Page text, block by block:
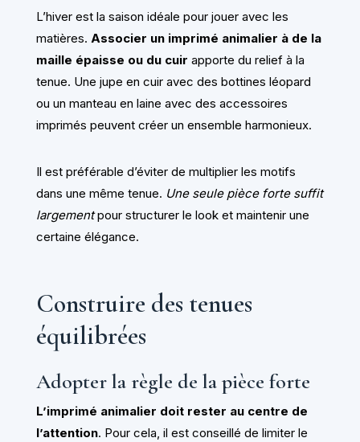
L’hiver est la saison idéale pour jouer avec les
matières. Associer un imprimé animalier à de la
maille épaisse ou du cuir apporte du relief à la
tenue. Une jupe en cuir avec des bottines léopard
ou un manteau en laine avec des accessoires
imprimés peuvent créer un ensemble harmonieux.
Il est préférable d’éviter de multiplier les motifs
dans une même tenue. Une seule pièce forte suffit
largementpour structurer le look et maintenir une
certaine élégance.
Construire des tenues
équilibrées
Adopter la règle de la pièce forte
L’imprimé animalier doit rester au centre de
l’attention. Pour cela, il est conseillé de limiter le